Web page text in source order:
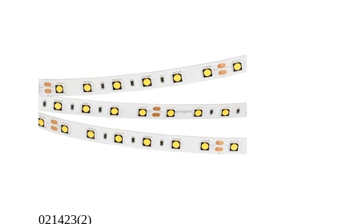
021423(2)